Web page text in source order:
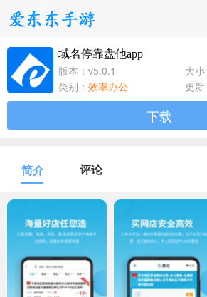
手游分类
卡牌回合
1百+款手游
1百+款手游
1百+款手游
1百+款手游
音乐舞蹈
1百+款手游
儿童教育
1百+款手游
域名停靠盘他app
版本：v5.0.1
大
类别： 效率办公 更
下载
简介 评论